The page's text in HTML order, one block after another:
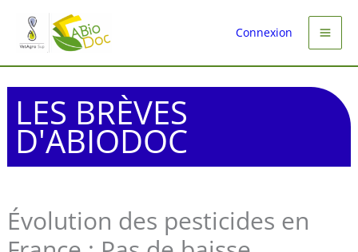
contenu
Connexion
LES BRÈVES
D'ABIODOC
Évolution des pesticides en